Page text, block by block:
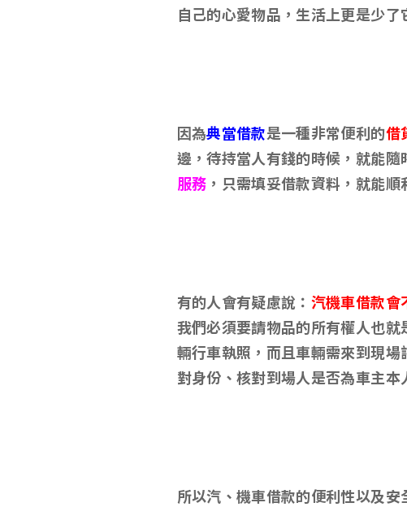
自己的心愛物品，生活上更是少
因為典當借款是一種非常便利的借
邊，待持當人有錢的時候，就能隨
服務 ，只需填妥借款資料，就能
有的人會有疑慮說 ： 汽機車借款會
我們必須要請物品的所有權人也
輛行車執照，而且車輛需來到現
對身份、核對到場人是否為車主
所以汽、機車借款的便利性以及